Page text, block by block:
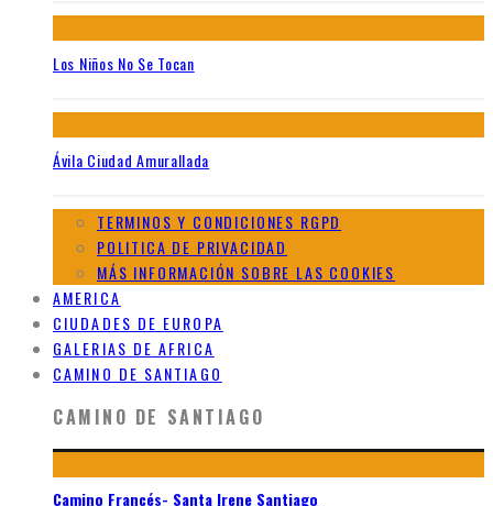
Los Niños No Se Tocan
Ávila Ciudad Amurallada
TERMINOS Y CONDICIONES RGPD
POLITICA DE PRIVACIDAD
MÁS INFORMACIÓN SOBRE LAS COOKIES
AMERICA
CIUDADES DE EUROPA
GALERIAS DE AFRICA
CAMINO DE SANTIAGO
CAMINO DE SANTIAGO
Camino Francés- Santa Irene Santiago